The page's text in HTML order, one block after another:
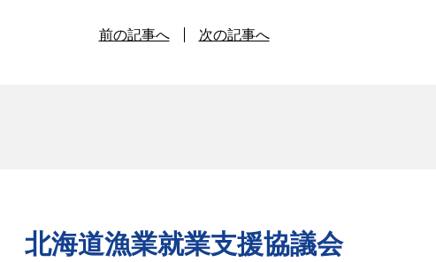
前の記事へ 次の記事へ
北海道漁業就業支援協議会